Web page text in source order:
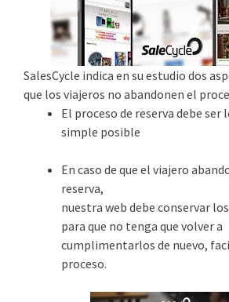
SalesCycle indica en su estudio dos
que los viajeros no abandonen el
El proceso de reserva debe ser
simple posible
En caso de que el viajero
reserva,
nuestra web debe conservar
para que no tenga que volver a
cumplimentarlos de nuevo,
proceso.